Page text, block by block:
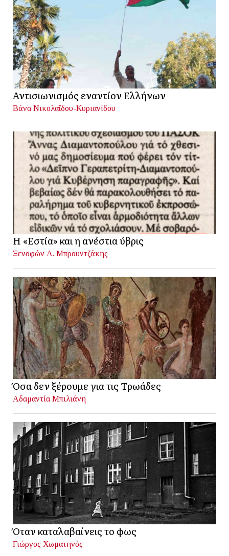
Αντισιωνισμός εναντίον Ελλήνων
Βάνα Νικολαΐδου-Κυριανίδου
Η «Εστία» και η ανέστια ύβρις
Ξενοφών Α. Μπρουντζάκης
Όσα δεν ξέρουμε για τις Τρωάδες
Αδαμαντία Μπιλιάνη
Όταν καταλαβαίνεις το φως
Γιώργος Χωματηνός